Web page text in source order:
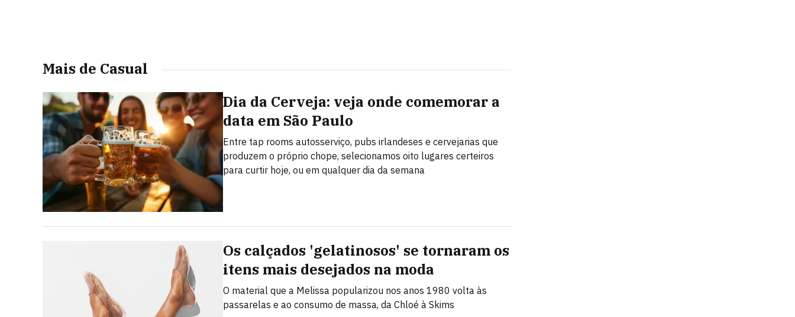
Mais de Casual
Dia da Cerveja: veja onde comemorar a
data em São Paulo
Entre tap rooms autosserviço, pubs irlandeses e cervejarias que
produzem o próprio chope, selecionamos oito lugares certeiros
para curtir hoje, ou em qualquer dia da semana
Os calçados 'gelatinosos' se tornaram os
itens mais desejados na moda
O material que a Melissa popularizou nos anos 1980 volta às
passarelas e ao consumo de massa, da Chloé à Skims